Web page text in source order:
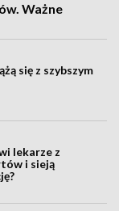
Ważne
się z szybszym
lekarze z
i sieją